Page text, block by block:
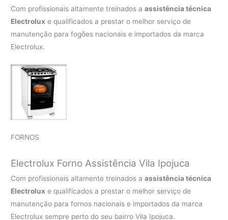
Com profissionais altamente treinados aassistência técnica
Electrolux e qualificados a prestar o melhor serviço de
manutenção para fogões nacionais e importados da marca
Electrolux.
FORNOS
Electrolux Forno Assistência Vila Ipojuca
Com profissionais altamente treinados aassistência técnica
Electrolux e qualificados a prestar o melhor serviço de
manutenção para fornos nacionais e importados da marca
Electrolux sempre perto do seu bairro Vila Ipojuca.